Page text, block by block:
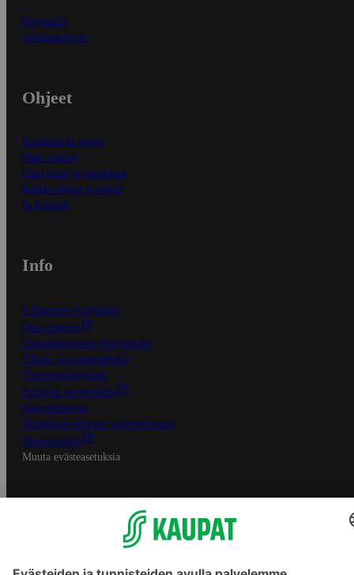
Myymälät
Asiakaspalvelu
Ohjeet
Ensitilaajan ohjeet
Näin maksat
Näin tilaat ja muokkaat
Kaikki ohjeet ja vinkit
In English
Info
S-Business yrityksille
Oiva-raportit
Osuuskauppojen yhteystiedot
Tilaus- ja toimitusehdot
Tietosuojakäytäntö
Palvelun käyttöehdot
Saavutettavuus
Mobiilisovelluksen saavutettavuus
Mainostajalle
Muuta evästeasetuksia
S-ryhmän palvelut